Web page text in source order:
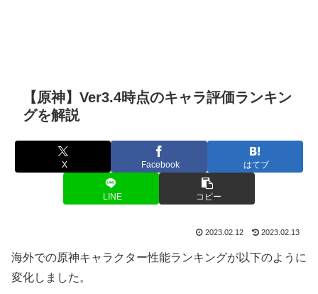
【原神】Ver3.4時点のキャラ評価ランキン
グを解説
X Facebook はてブ
LINE コピー
2023.02.12 2023.02.13
海外での原神キャラクター性能ランキングが以下のように
変化しました。